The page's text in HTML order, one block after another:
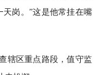
岗。”这是他常挂在嘴
辖区重点路段，值守监